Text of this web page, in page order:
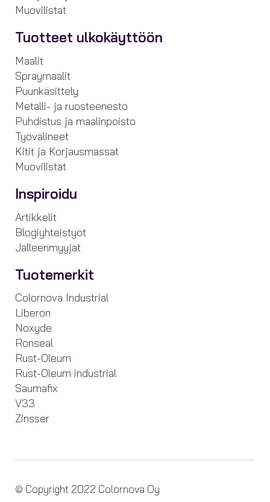
Muovilistat
Tuotteet ulkokäyttöön
Maalit
Spraymaalit
Puunkäsittely
Metalli- ja ruosteenesto
Puhdistus ja maalinpoisto
Työvälineet
Kitit ja Korjausmassat
Muovilistat
Inspiroidu
Artikkelit
Blogiyhteistyöt
Jälleenmyyjät
Tuotemerkit
Colornova Industrial
Liberon
Noxyde
Ronseal
Rust-Oleum
Rust-Oleum industrial
Saumafix
V33
Zinsser
© Copyright 2022 Colornova Oy